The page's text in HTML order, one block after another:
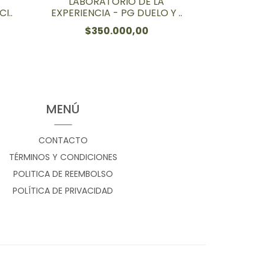
EXPERIENCIA - PG DUELO Y ..
$350.000,00
MENÚ
CONTACTO
TÉRMINOS Y CONDICIONES
POLITICA DE REEMBOLSO
POLÍTICA DE PRIVACIDAD